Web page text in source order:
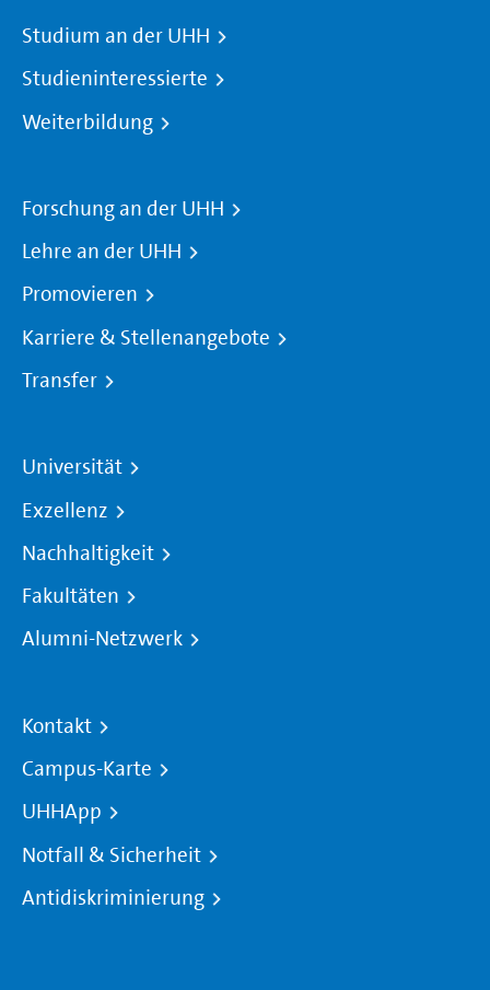
Studium an der UHH
Studieninteressierte
Weiterbildung
Forschung an der UHH
Lehre an der UHH
Promovieren
Karriere & Stellenangebote
Transfer
Universität
Exzellenz
Nachhaltigkeit
Fakultäten
Alumni-Netzwerk
Kontakt
Campus-Karte
UHHApp
Notfall & Sicherheit
Antidiskriminierung